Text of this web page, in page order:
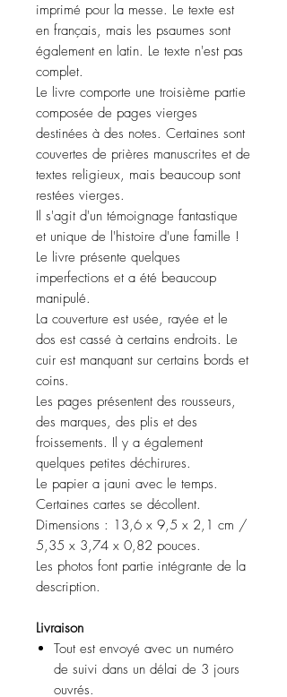
imprimé pour la messe. Le texte est
en français, mais les psaumes sont
également en latin. Le texte n'est pas
complet.
Le livre comporte une troisième partie
composée de pages vierges
destinées à des notes. Certaines sont
couvertes de prières manuscrites et de
textes religieux, mais beaucoup sont
restées vierges.
Il s'agit d'un témoignage fantastique
et unique de l'histoire d'une famille !
Le livre présente quelques
imperfections et a été beaucoup
manipulé.
La couverture est usée, rayée et le
dos est cassé à certains endroits. Le
cuir est manquant sur certains bords et
coins.
Les pages présentent des rousseurs,
des marques, des plis et des
froissements. Il y a également
quelques petites déchirures.
Le papier a jauni avec le temps.
Certaines cartes se décollent.
Dimensions : 13,6 x 9,5 x 2,1 cm /
5,35 x 3,74 x 0,82 pouces.
Les photos font partie intégrante de la
description.
Livraison
Tout est envoyé avec un numéro
de suivi dans un délai de 3 jours
ouvrés.